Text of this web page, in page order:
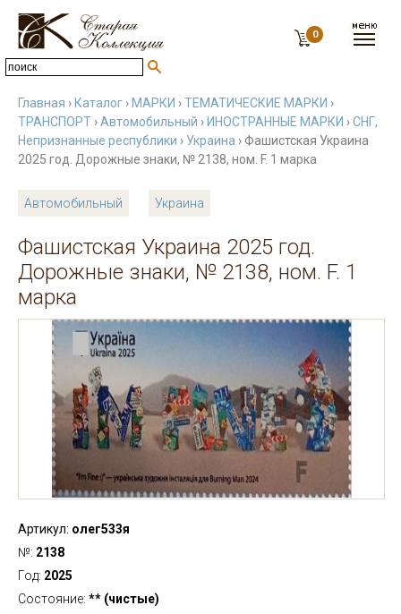
0
Главная › Каталог › МАРКИ ›ТЕМАТИЧЕСКИЕ МАРКИ ›
ТРАНСПОРТ ›Автомобильный › ИНОСТРАННЫЕ МАРКИ ›СНГ,
Непризнанные республики › Украина › Фашистская Украина
2025 год. Дорожные знаки, № 2138, ном. F. 1 марка
Автомобильный Украина
Фашистская Украина 2025 год.
Дорожные знаки, № 2138, ном. F. 1
марка
Артикул: олег533я
№: 2138
Год: 2025
Состояние: ** (чистые)